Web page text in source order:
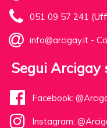
051 09 57 241
info@arcigay.it -
Segui Arcigay
Facebook:
Instagram: